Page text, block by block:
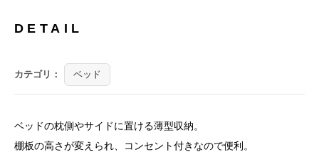
DETAIL
カテゴリ： ベッド
ベッドの枕側やサイドに置ける薄型収納。
棚板の高さが変えられ、コンセント付きなので便利。